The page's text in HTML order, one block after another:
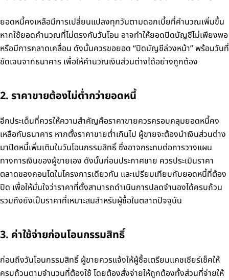
ยอดหนี้คงเหลือมีการเปลี่ยนแปลงทุกวันตามดอกเบี้ยที่คำนวณเพิ่มขึ้น
หากใช้ยอดคำนวณที่ไม่ตรงกับวันโอน อาจทำให้ยอดปิดบัญชีไม่เพียงพอ
หรือมีการคลาดเคลื่อน ดังนั้นควรขอยอด “ปิดบัญชีล่วงหน้า” พร้อมวันที่
ชัดเจนจากธนาคาร เพื่อให้คำนวณเงินส่วนต่างได้อย่างถูกต้อง
2. ราคาขายต้องไม่ต่ำกว่ายอดหนี้
อีกประเด็นที่ควรให้ความสำคัญคือราคาขายควรครอบคลุมยอดหนี้คง
เหลือกับธนาคาร หากตั้งราคาขายต่ำเกินไป ผู้ขายจะต้องนำเงินส่วนต่าง
มาปิดหนี้เพิ่มเติมในวันโอนกรรมสิทธิ์ ซึ่งอาจกระทบต่อการวางแผน
ทางการเงินของผู้ขายเอง ดังนั้นก่อนประกาศขาย ควรประเมินราคา
ตลาดของคอนโดในโครงการเดียวกัน และเปรียบเทียบกับยอดหนี้ที่ต้อง
ปิด เพื่อให้มั่นใจว่าราคาที่ตั้งสามารถดำเนินการปลดจำนองได้ครบถ้วน
รวมถึงยังเป็นราคาที่เหมาะสมสำหรับผู้ซื้อในตลาดปัจจุบัน
3. ค่าใช้จ่ายก่อนโอนกรรมสิทธิ์
ก่อนถึงวันโอนกรรมสิทธิ์ ผู้ขายควรแจ้งให้ผู้ซื้อเตรียมแคชเชียร์เช็คให้
ครบถ้วนตามจำนวนที่ต้องใช้ โดยต้องสั่งจ่ายให้ถูกต้องทั้งส่วนที่จ่ายให้